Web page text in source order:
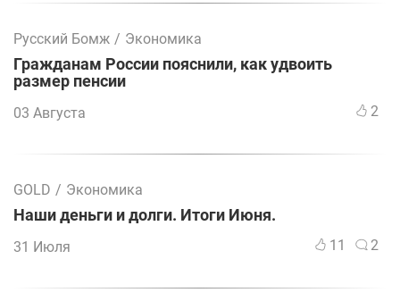
Русский Бомж / Экономика
Гражданам России пояснили, как удвоить
размер пенсии
03 Августа 2
GOLD / Экономика
Наши деньги и долги. Итоги Июня.
31 Июля 11 2